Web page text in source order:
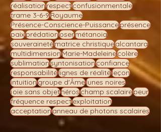
cohérencevéritéYinUranusappel de l'âme
Soleilserviceréel objectifrévélation
réalisationrespectconfusionmentale
trame 3-6-9Royaume
Présence-Conscience-Puissanceprésence
paixprédationosermétanoia
souverainetématrice christiquealcantara
multidimensionMarie-Madeleinecolère
sublimationsyntonisationconfiance
responsabilitélignes de réalitéleçon
intuitiongroupe d'Âmelunes noires
joie sans objethéroschamp scalairepeur
fréquence respectexploitation
anneau de photons scalaires